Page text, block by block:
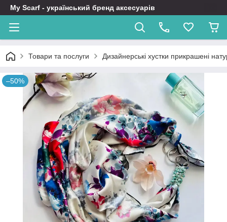
My Scarf - український бренд аксесуарів
Товари та послуги Дизайнерські хустки прикрашені
–50%